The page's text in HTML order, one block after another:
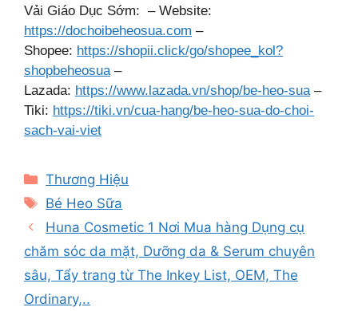
Vải Giáo Dục Sớm: – Website:
https://dochoibeheosua.com –
Shopee: https://shopii.click/go/shopee_kol?
shopbeheosua–
Lazada: https://www.lazada.vn/shop/be-heo-sua–
Tiki: https://tiki.vn/cua-hang/be-heo-sua-do-choi-
sach-vai-viet
Categories
Thương Hiệu
Tags
Bé Heo Sữa
Huna Cosmetic 1 Nơi Mua hàng Dụng cụ
chăm sóc da mặt, Dưỡng da & Serum chuyên
sâu, Tẩy trang từ The Inkey List, OEM, The
Ordinary,..